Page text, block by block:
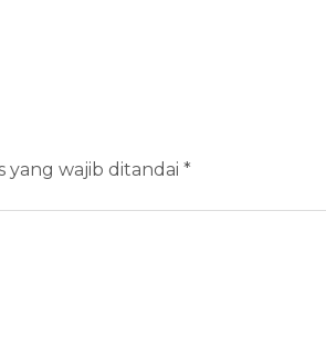
yang wajib ditandai *